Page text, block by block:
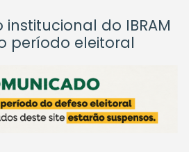
do IBRAM
período eleitoral